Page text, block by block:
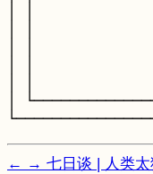
│
← → 七日谈 | 人类太